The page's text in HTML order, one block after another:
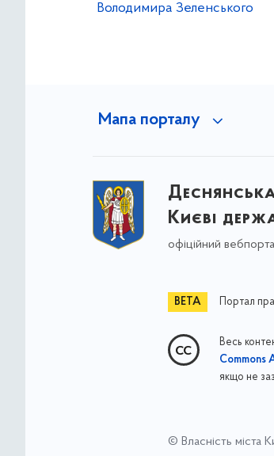
Володимира Зеленського
Мапа порталу
Києві
офіційний
Портал
Весь
Commons
якщо не
© Власність міста